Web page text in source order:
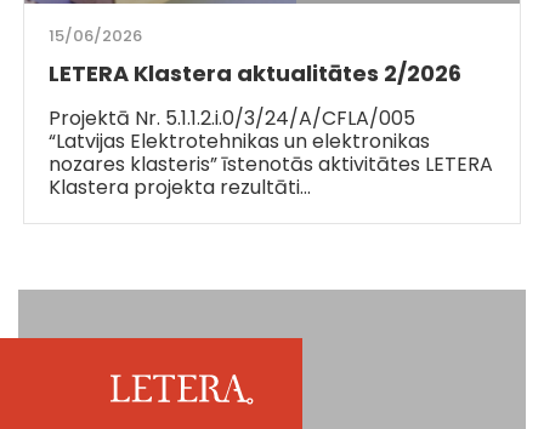
15/06/2026
LETERA Klastera aktualitātes 2/2026
Projektā Nr. 5.1.1.2.i.0/3/24/A/CFLA/005
“Latvijas Elektrotehnikas un elektronikas
nozares klasteris” īstenotās aktivitātes LETERA
Klastera projekta rezultāti…